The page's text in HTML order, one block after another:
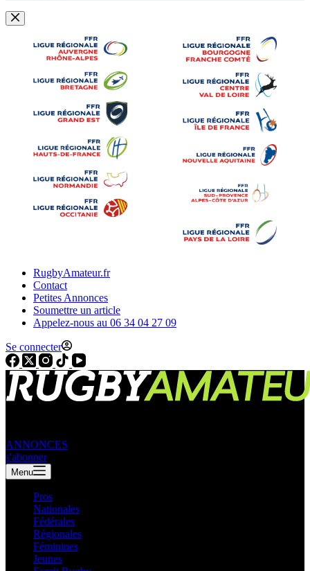
RugbyAmateur.fr
Contact
Petites Annonces
Soumettre un article
Appelez-nous au 06 34 04 27 09
Se connecter
ANNONCES
s'abonner
Menu
Pros
Nationales
Fédérales
Régionales
Féminines
Jeunes